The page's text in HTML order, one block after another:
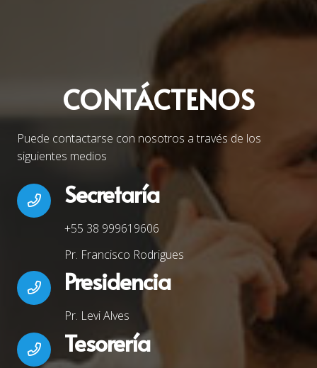
CONTÁCTENOS
Puede contactarse con nosotros a través de los
siguientes medios
Secretaría
+55 38 999619606
Pr. Francisco Rodrigues
Presidencia
Pr. Levi Alves
Tesorería